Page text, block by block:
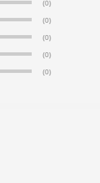
(0)
(0)
(0)
(0)
(0)